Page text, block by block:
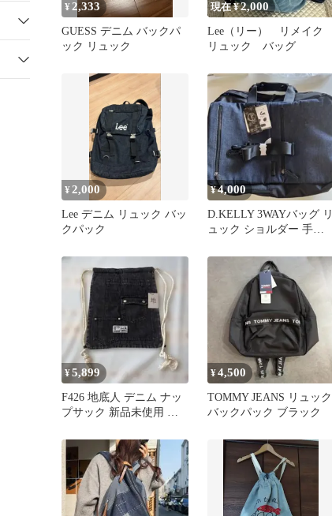
¥ 2,333
GUESS デニム バックパ
ック リュック
現在 ¥2,000
Lee（リー） リメイク
リュック バッグ
¥ 2,000
Lee デニム リュック バッ
クパック
¥4,000
D.KELLY 3WAYバッグ リ
ュック ショルダー 手提
¥5,899
F426 地底人 デニム ナッ
プサック 新品未使用 タ
¥4,500
TOMMY JEANS リュック
バックパック ブラック